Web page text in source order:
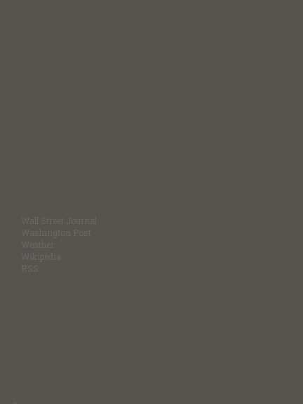
Wall Street Journal
Washington Post
Weather
Wikipedia
RSS